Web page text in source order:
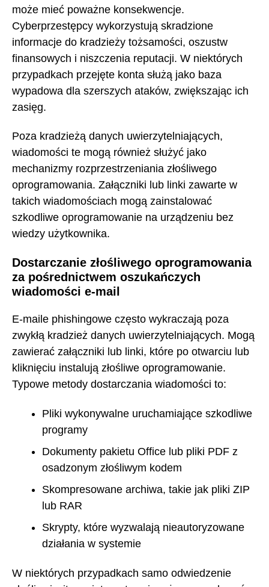
może mieć poważne konsekwencje.
Cyberprzestępcy wykorzystują skradzione
informacje do kradzieży tożsamości, oszustw
finansowych i niszczenia reputacji. W niektórych
przypadkach przejęte konta służą jako baza
wypadowa dla szerszych ataków, zwiększając ich
zasięg.
Poza kradzieżą danych uwierzytelniających,
wiadomości te mogą również służyć jako
mechanizmy rozprzestrzeniania złośliwego
oprogramowania. Załączniki lub linki zawarte w
takich wiadomościach mogą zainstalować
szkodliwe oprogramowanie na urządzeniu bez
wiedzy użytkownika.
Dostarczanie złośliwego oprogramowania
za pośrednictwem oszukańczych
wiadomości e-mail
E-maile phishingowe często wykraczają poza
zwykłą kradzież danych uwierzytelniających. Mogą
zawierać załączniki lub linki, które po otwarciu lub
kliknięciu instalują złośliwe oprogramowanie.
Typowe metody dostarczania wiadomości to:
Pliki wykonywalne uruchamiające szkodliwe
programy
Dokumenty pakietu Office lub pliki PDF z
osadzonym złośliwym kodem
Skompresowane archiwa, takie jak pliki ZIP
lub RAR
Skrypty, które wyzwalają nieautoryzowane
działania w systemie
W niektórych przypadkach samo odwiedzenie